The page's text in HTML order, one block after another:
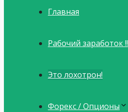
Главная
Рабочий заработок !!
Это лохотрон!
Форекс / Опционы